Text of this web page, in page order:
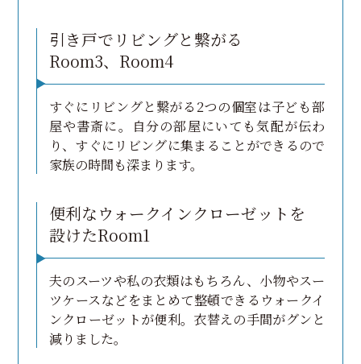
引き戸でリビングと繋がる
Room3、Room4
すぐにリビングと繋がる2つの個室は子ども部
屋や書斎に。自分の部屋にいても気配が伝わ
り、すぐにリビングに集まることができるので
家族の時間も深まります。
便利なウォークインクローゼットを
設けたRoom1
夫のスーツや私の衣類はもちろん、小物やスー
ツケースなどをまとめて整頓できるウォークイ
ンクローゼットが便利。衣替えの手間がグンと
減りました。